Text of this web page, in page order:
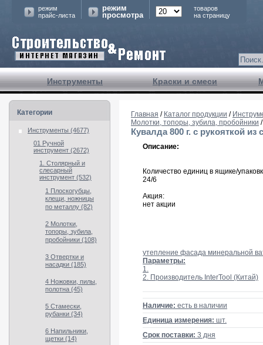
Инструменты Краски и смеси
режим
прайс-листа
режим
просмотра
товаров
на страницу
Категории
Инструменты (4677)
01 Ручной
инструмент (2672)
1. Столярный и
слесарный
инструмент (532)
1 Плоскогубцы,
клещи, ножницы
по металлу (82)
2 Молотки,
топоры, зубила,
пробойники (108)
3 Отвертки и
насадки (185)
4 Ножовки, пилы,
полотна (45)
5 Стамески,
рубанки (34)
6 Напильники,
щетки (14)
Главная / Каталог продукции /
Молотки, топоры, зубила, пробойники /
Кувалда 800 г. с рукояткой
Описание:
Количество единиц в ящике/
24/6
Акция:
нет акции
утепление фасада минеральной
Параметры:
1.
2. Производитель InterTool (Китай)
Наличие: есть в наличии
Единица измерения: шт.
Срок поставки: 3 дня